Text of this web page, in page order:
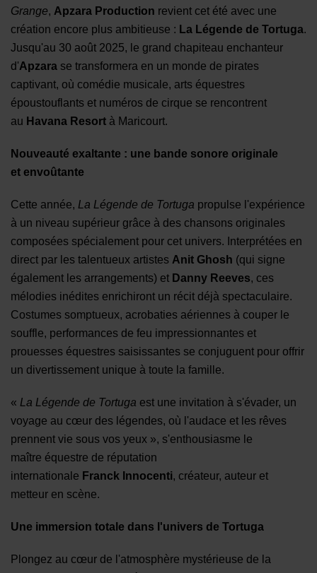
Grange, Apzara Production revient cet été avec une
création encore plus ambitieuse : La Légende de Tortuga.
Jusqu'au 30 août 2025, le grand chapiteau enchanteur
d'Apzara se transformera en un monde de pirates
captivant, où comédie musicale, arts équestres
époustouflants et numéros de cirque se rencontrent
au Havana Resort à Maricourt.
Nouveauté exaltante : une bande sonore originale
et envoûtante
Cette année, La Légende de Tortuga propulse l'expérience
à un niveau supérieur grâce à des chansons originales
composées spécialement pour cet univers. Interprétées en
direct par les talentueux artistes Anit Ghosh (qui signe
également les arrangements) et Danny Reeves, ces
mélodies inédites enrichiront un récit déjà spectaculaire.
Costumes somptueux, acrobaties aériennes à couper le
souffle, performances de feu impressionnantes et
prouesses équestres saisissantes se conjuguent pour offrir
un divertissement unique à toute la famille.
« La Légende de Tortuga est une invitation à s'évader, un
voyage au cœur des légendes, où l'audace et les rêves
prennent vie sous vos yeux », s'enthousiasme le
maître équestre de réputation
internationale Franck Innocenti, créateur, auteur et
metteur en scène.
Une immersion totale dans l'univers de Tortuga
Plongez au cœur de l'atmosphère mystérieuse de la